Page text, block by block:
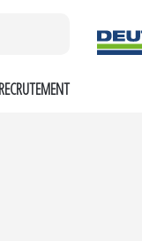
RECRUTEMENT